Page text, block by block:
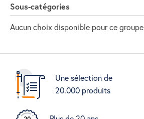
Sous-catégories
Aucun choix disponible pour ce groupe
Une sélection de
20.000 produits